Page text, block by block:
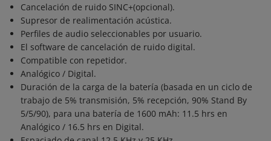
Cancelación de ruido SINC+(opcional).
Supresor de realimentación acústica.
Perfiles de audio seleccionables por usuario.
El software de cancelación de ruido digital.
Compatible con repetidor.
Analógico / Digital.
Duración de la carga de la batería (basada en un ciclo de
trabajo de 5% transmisión, 5% recepción, 90% Stand By
5/5/90), para una batería de 1600 mAh: 11.5 hrs en
Analógico / 16.5 hrs en Digital.